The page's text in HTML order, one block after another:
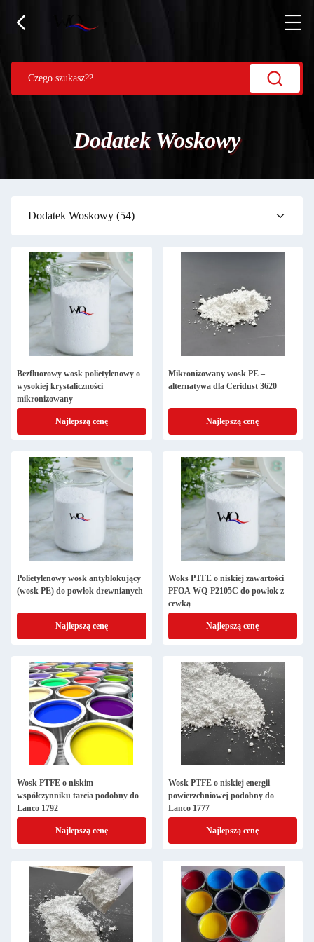
Dodatek Woskowy
Dodatek Woskowy (54)
Bezfluorowy wosk polietylenowy o
wysokiej krystaliczności
mikronizowany
Najlepszą cenę
Mikronizowany wosk PE –
alternatywa dla Ceridust 3620
Najlepszą cenę
Polietylenowy wosk antyblokujący
(wosk PE) do powłok drewnianych
Najlepszą cenę
Woks PTFE o niskiej zawartości
PFOA WQ-P2105C do powłok z
cewką
Najlepszą cenę
Wosk PTFE o niskim
współczynniku tarcia podobny do
Lanco 1792
Najlepszą cenę
Wosk PTFE o niskiej energii
powierzchniowej podobny do
Lanco 1777
Najlepszą cenę